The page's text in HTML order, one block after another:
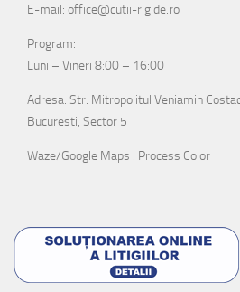
E-mail: office@cutii-rigide.ro
Program:
Luni – Vineri 8:00 – 16:00
Adresa: Str. Mitropolitul Veniamin
Bucuresti, Sector 5
Waze/Google Maps : Process Color